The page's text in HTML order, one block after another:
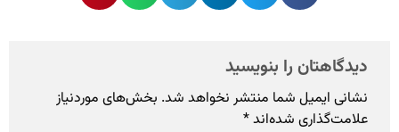
دیدگاهتان را بنویسید
نشانی ایمیل شما منتشر نخواهد شد. بخش‌های موردنیاز
علامت‌گذاری شده‌اند*